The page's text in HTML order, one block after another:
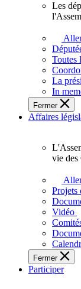
députés
vous
représentent
sein
de
l'Assemblée
législative
l'Ontario.
Les
Toutes
La
In
Fermer
Affaires
L'Assemblée
adopte
touchent
des
Ontariennes
et
vie des
Projets
Vidéo
Fermer
Participer